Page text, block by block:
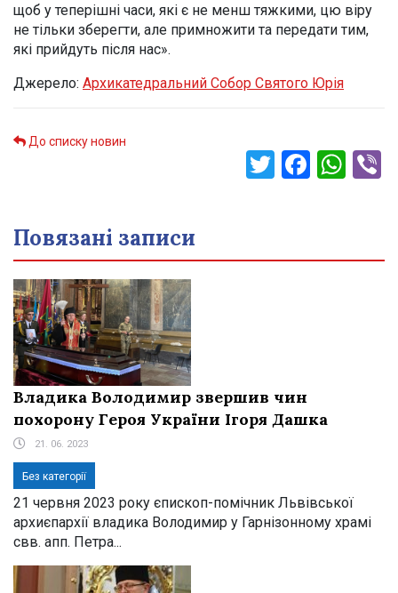
щоб у теперішні часи, які є не менш тяжкими, цю віру
не тільки зберегти, але примножити та передати тим,
які прийдуть після нас».
Джерело: Архикатедральний Собор Святого Юрія
До списку новин
Twitter
Повязані записи
Владика Володимир звершив чин
похорону Героя України Ігоря Дашка
21. 06. 2023
Без категорії
21 червня 2023 року єпископ-помічник Львівської
архиєпархії владика Володимир у Гарнізонному храмі
свв. апп. Петра...